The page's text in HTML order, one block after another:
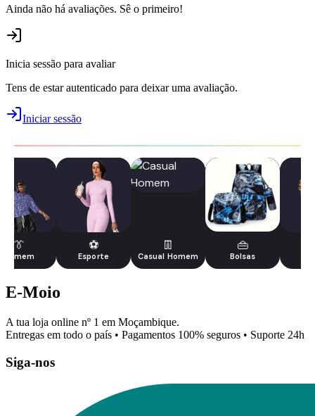
Ainda não há avaliações. Sê o primeiro!
Inicia sessão para avaliar
Tens de estar autenticado para deixar uma avaliação.
Iniciar sessão
👔
Homem
⚽
Esporte
👖
Casual Homem
👜
Bolsas
E-Moio
A tua loja online nº 1 em Moçambique.
Entregas em todo o país • Pagamentos 100% seguros • Suporte 24h
Siga-nos